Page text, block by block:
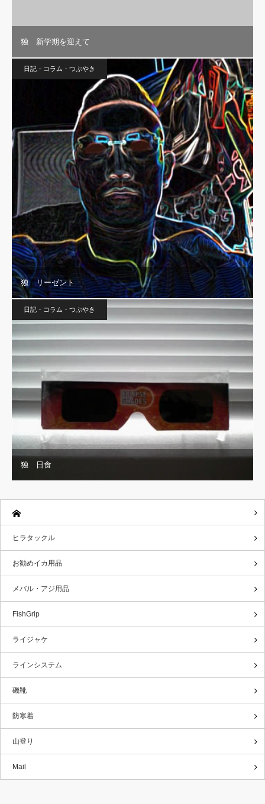
独 新学期を迎えて
日記・コラム・つぶやき
独 リーゼント
日記・コラム・つぶやき
独 日食
ヒラタックル
お勧めイカ用品
メバル・アジ用品
FishGrip
ライジャケ
ラインシステム
磯靴
防寒着
山登り
Mail